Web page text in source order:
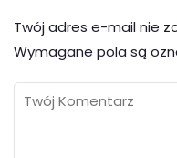
Twój adres e-mail nie
Wymagane pola są